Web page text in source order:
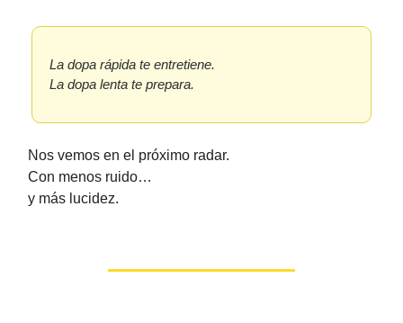
La dopa rápida te entretiene.
La dopa lenta te prepara.
Nos vemos en el próximo radar.
Con menos ruido…
y más lucidez.